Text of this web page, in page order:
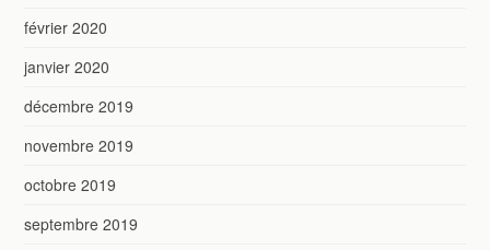
février 2020
janvier 2020
décembre 2019
novembre 2019
octobre 2019
septembre 2019